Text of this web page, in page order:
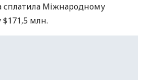
сплатила Міжнародному
млн.